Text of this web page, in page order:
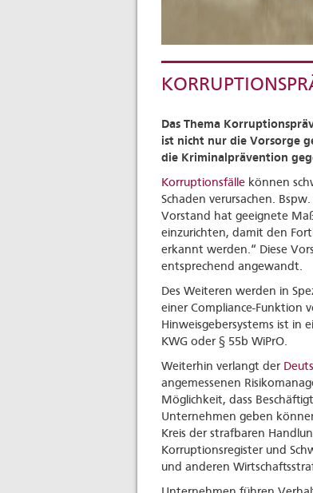
Das Thema
ist nicht nur die Vorsorge
die Kriminalprävention
Korruptionsfälle können
Schaden verursachen.
Vorstand hat geeignete
einzurichten, damit den
erkannt werden.“ Diese
entsprechend angewandt.
Des Weiteren werden in
einer Compliance-Funktion
Hinweisgebersystems ist in
KWG oder § 55b WiPrO.
Weiterhin verlangt der
angemessenen
Möglichkeit, dass
Unternehmen geben
Kreis der strafbaren
Korruptionsregister und
und anderen